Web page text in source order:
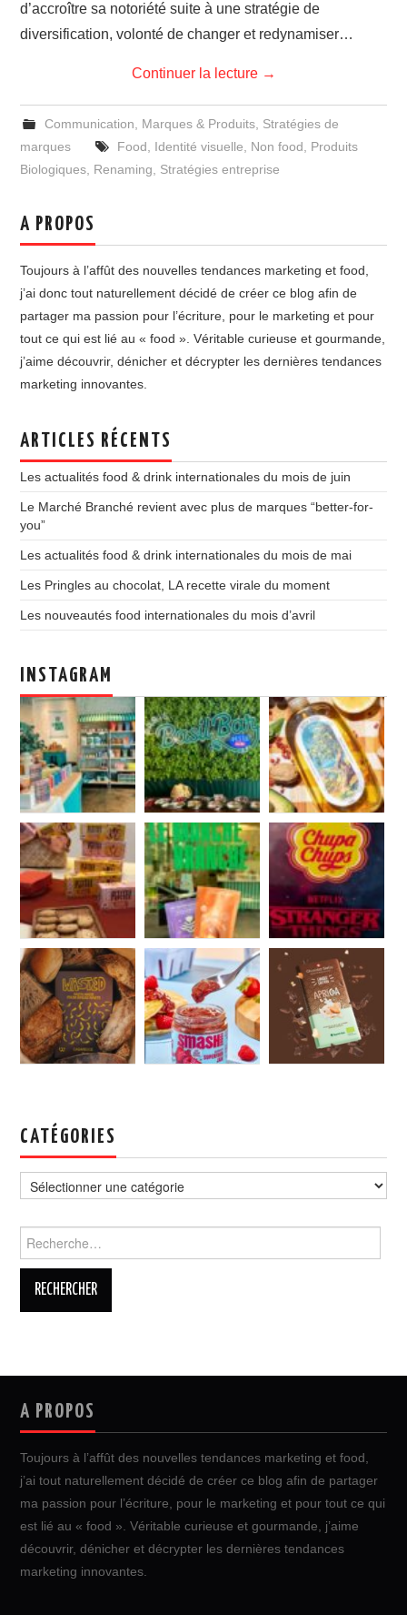
d’accroître sa notoriété suite à une stratégie de
diversification, volonté de changer et redynamiser…
Continuer la lecture →
Communication Marques & Produits, Stratégies de
marques
Food Identité visuelle Non food
Produits
Biologiques Renaming Stratégies entreprise
A PROPOS
Toujours à l’affût des nouvelles tendances marketing et food,
j’ai donc tout naturellement décidé de créer ce blog afin de
partager ma passion pour l’écriture, pour le marketing et pour
tout ce qui est lié au « food ». Véritable curieuse et gourmande,
j’aime découvrir, dénicher et décrypter les dernières tendances
marketing innovantes.
ARTICLES RÉCENTS
Les actualités food & drink internationales du mois de juin
Le Marché Branché revient avec plus de marques “better-for-
you”
Les actualités food & drink internationales du mois de mai
Les Pringles au chocolat, LA recette virale du moment
Les nouveautés food internationales du mois d’avril
INSTAGRAM
CATÉGORIES
A PROPOS
Toujours à l’affût des nouvelles tendances marketing et food,
j’ai tout naturellement décidé de créer ce blog afin de partager
ma passion pour l’écriture, pour le marketing et pour tout ce qui
est lié au « food ». Véritable curieuse et gourmande, j’aime
découvrir, dénicher et décrypter les dernières tendances
marketing innovantes.